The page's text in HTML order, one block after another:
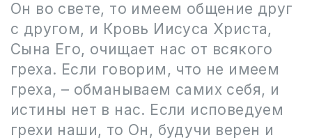
Он во свете, то имеем общение друг
с другом, и Кровь Иисуса Христа,
Сына Его, очищает нас от всякого
греха. Если говорим, что не имеем
греха, – обманываем самих себя, и
истины нет в нас. Если исповедуем
грехи наши, то Он, будучи верен и